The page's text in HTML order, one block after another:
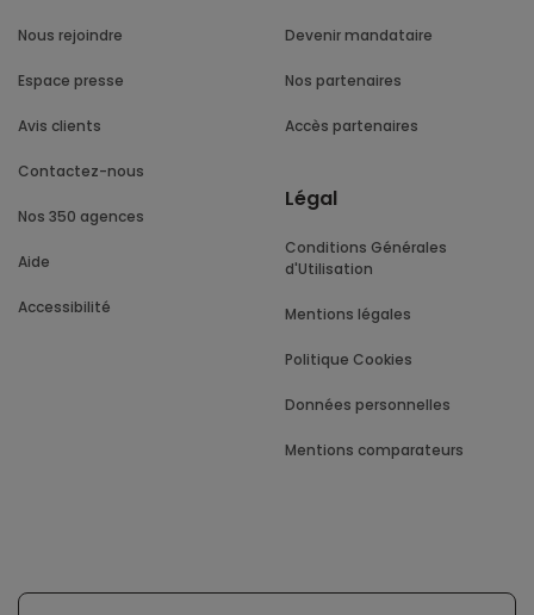
Nous rejoindre
Espace presse
Avis clients
Contactez-nous
Nos 350 agences
Aide
Accessibilité
Devenir mandataire
Nos partenaires
Accès partenaires
Légal
Conditions Générales
d'Utilisation
Mentions légales
Politique Cookies
Données personnelles
Mentions comparateurs